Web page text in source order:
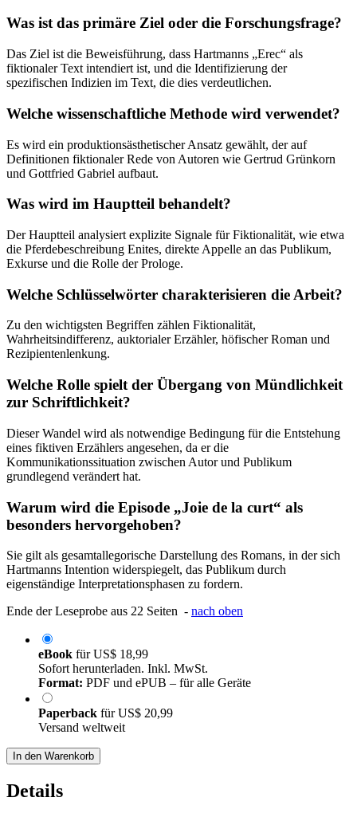
Was ist das primäre Ziel oder die Forschungsfrage?
Das Ziel ist die Beweisführung, dass Hartmanns „Erec“ als
fiktionaler Text intendiert ist, und die Identifizierung der
spezifischen Indizien im Text, die dies verdeutlichen.
Welche wissenschaftliche Methode wird verwendet?
Es wird ein produktionsästhetischer Ansatz gewählt, der auf
Definitionen fiktionaler Rede von Autoren wie Gertrud Grünkorn
und Gottfried Gabriel aufbaut.
Was wird im Hauptteil behandelt?
Der Hauptteil analysiert explizite Signale für Fiktionalität, wie etwa
die Pferdebeschreibung Enites, direkte Appelle an das Publikum,
Exkurse und die Rolle der Prologe.
Welche Schlüsselwörter charakterisieren die Arbeit?
Zu den wichtigsten Begriffen zählen Fiktionalität,
Wahrheitsindifferenz, auktorialer Erzähler, höfischer Roman und
Rezipientenlenkung.
Welche Rolle spielt der Übergang von Mündlichkeit
zur Schriftlichkeit?
Dieser Wandel wird als notwendige Bedingung für die Entstehung
eines fiktiven Erzählers angesehen, da er die
Kommunikationssituation zwischen Autor und Publikum
grundlegend verändert hat.
Warum wird die Episode „Joie de la curt“ als
besonders hervorgehoben?
Sie gilt als gesamtallegorische Darstellung des Romans, in der sich
Hartmanns Intention widerspiegelt, das Publikum durch
eigenständige Interpretationsphasen zu fordern.
Ende der Leseprobe aus 22 Seiten - nach oben
eBook fürUS$ 18,99
Sofort herunterladen. Inkl. MwSt.
Format: PDF und ePUB – für alle Geräte
Paperback fürUS$ 20,99
Versand weltweit
In den Warenkorb
Details